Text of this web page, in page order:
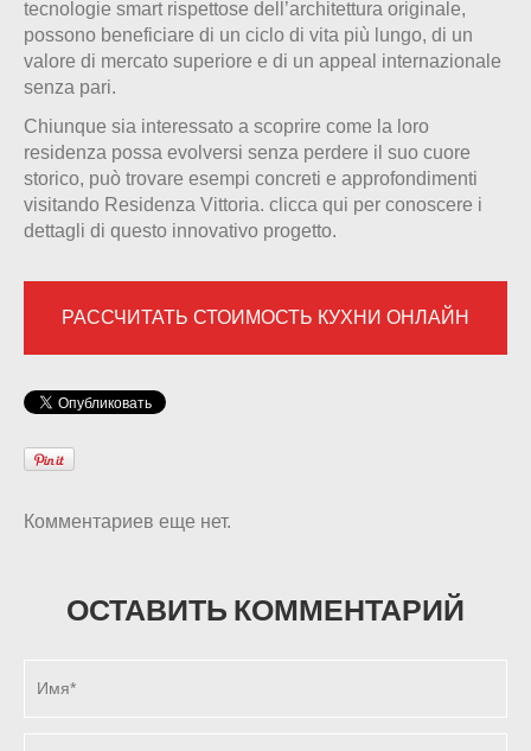
tecnologie smart rispettose dell’architettura originale,
possono beneficiare di un ciclo di vita più lungo, di un
valore di mercato superiore e di un appeal internazionale
senza pari.
Chiunque sia interessato a scoprire come la loro
residenza possa evolversi senza perdere il suo cuore
storico, può trovare esempi concreti e approfondimenti
visitando Residenza Vittoria. clicca qui per conoscere i
dettagli di questo innovativo progetto.
РАССЧИТАТЬ СТОИМОСТЬ КУХНИ ОНЛАЙН
Комментариев еще нет.
ОСТАВИТЬ КОММЕНТАРИЙ